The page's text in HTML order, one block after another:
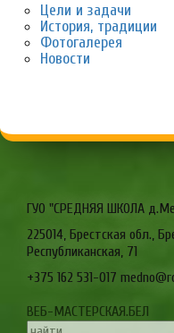
Цели и задачи
История, традиции
Фотогалерея
Новости
ГУО "СРЕДНЯЯ ШКОЛА
225014, Брестская обл.,
Республиканская, 71
+375 162 531-017
ВЕБ-МАСТЕРСКАЯ.БЕЛ